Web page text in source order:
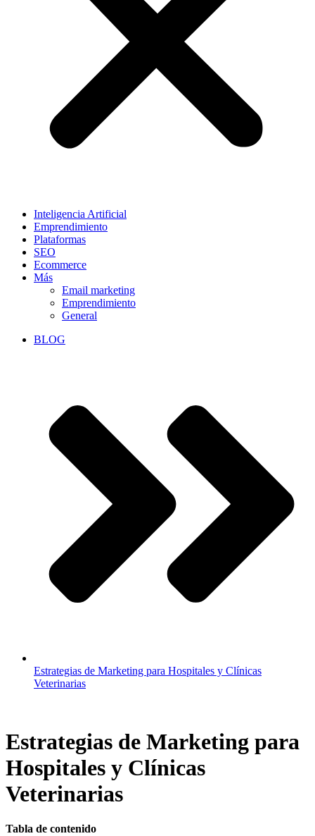
Inteligencia Artificial
Emprendimiento
Plataformas
SEO
Ecommerce
Más
Email marketing
Emprendimiento
General
BLOG
Estrategias de Marketing para Hospitales y Clínicas
Veterinarias
Estrategias de Marketing para
Hospitales y Clínicas
Veterinarias
Tabla de contenido